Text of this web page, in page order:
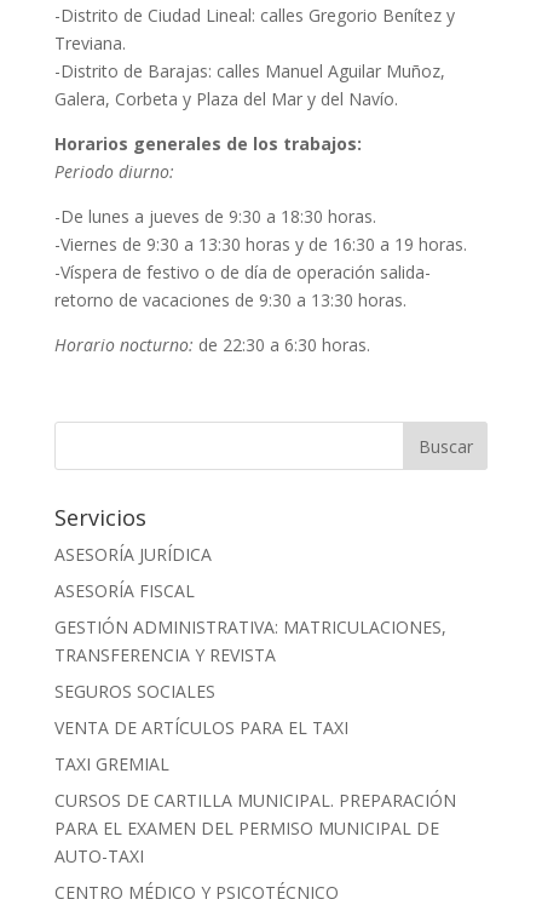
-Distrito de Ciudad Lineal: calles Gregorio Benítez y
Treviana.
-Distrito de Barajas: calles Manuel Aguilar Muñoz,
Galera, Corbeta y Plaza del Mar y del Navío.
Horarios generales de los trabajos:
Periodo diurno:
-De lunes a jueves de 9:30 a 18:30 horas.
-Viernes de 9:30 a 13:30 horas y de 16:30 a 19 horas.
-Víspera de festivo o de día de operación salida-
retorno de vacaciones de 9:30 a 13:30 horas.
Horario nocturno: de 22:30 a 6:30 horas.
Servicios
ASESORÍA JURÍDICA
ASESORÍA FISCAL
GESTIÓN ADMINISTRATIVA: MATRICULACIONES,
TRANSFERENCIA Y REVISTA
SEGUROS SOCIALES
VENTA DE ARTÍCULOS PARA EL TAXI
TAXI GREMIAL
CURSOS DE CARTILLA MUNICIPAL. PREPARACIÓN
PARA EL EXAMEN DEL PERMISO MUNICIPAL DE
AUTO-TAXI
CENTRO MÉDICO Y PSICOTÉCNICO